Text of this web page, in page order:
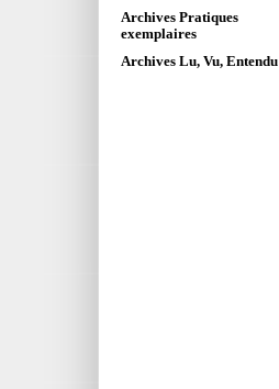
Archives Pratiques
exemplaires
Archives Lu, Vu, Entendu